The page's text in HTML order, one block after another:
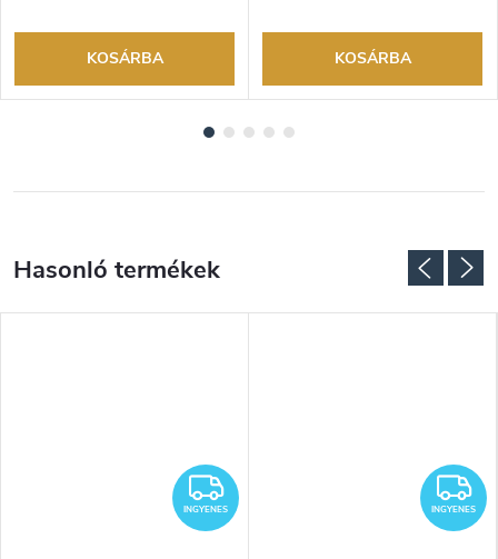
KOSÁRBA KOSÁRBA
INGYENES
INGYENES INGYENES